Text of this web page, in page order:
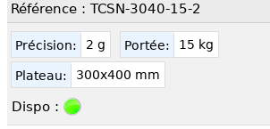
Référence : TCSN-3040-15-2
Précision: 2 g Portée: 15 kg
Plateau: 300x400 mm
Dispo :